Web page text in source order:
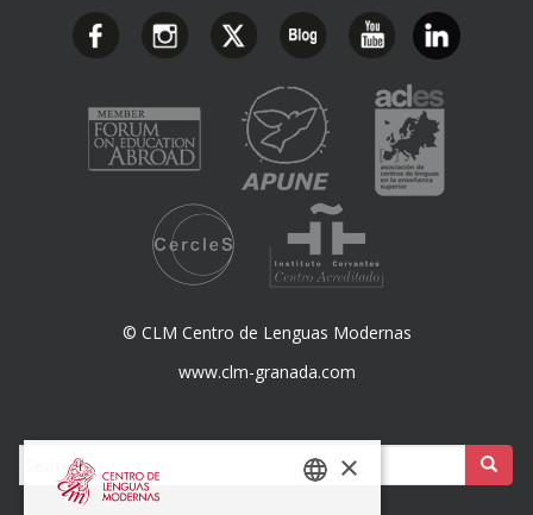
© CLM Centro de Lenguas Modernas
www.clm-granada.com
Buscar: ×